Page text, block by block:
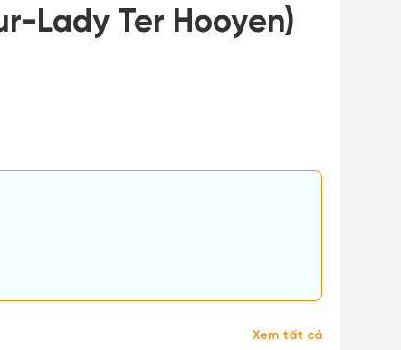
Lady Ter Hooyen)
Xem tất cả